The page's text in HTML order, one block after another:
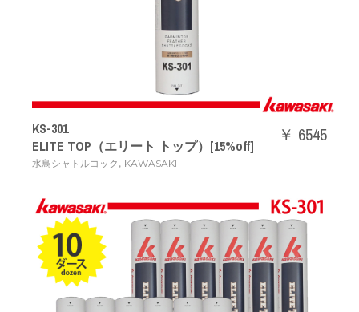
KS-301
ELITE TOP（エリート トップ）[15%off]
水鳥シャトルコック , KAWASAKI
￥ 6545